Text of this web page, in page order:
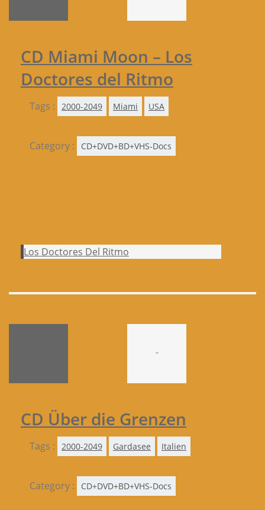
CD Miami Moon – Los
Doctores del Ritmo
Tags : 2000-2049 Miami USA
Category : CD+DVD+BD+VHS-Docs
Los Doctores Del Ritmo
-
CD Über die Grenzen
Tags : 2000-2049 Gardasee Italien
Category : CD+DVD+BD+VHS-Docs